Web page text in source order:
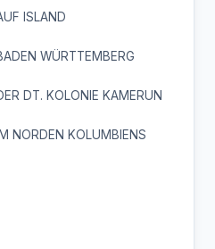
ISLAND
WÜRTTEMBERG
DT. KOLONIE KAMERUN
NORDEN KOLUMBIENS